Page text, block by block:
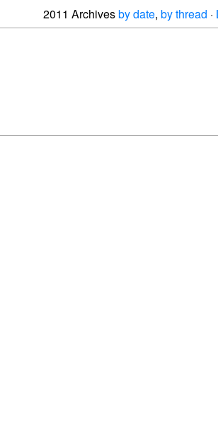
2011 Archivesby date, by thread ·